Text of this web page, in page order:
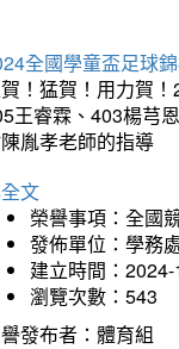
全國學童盃足球
！猛賀！用力賀
王睿霖、403楊芎
胤孝老師的指導
文
榮譽事項：全國
發佈單位：學務
建立時間：
瀏覽次數：543
發布者：體育組